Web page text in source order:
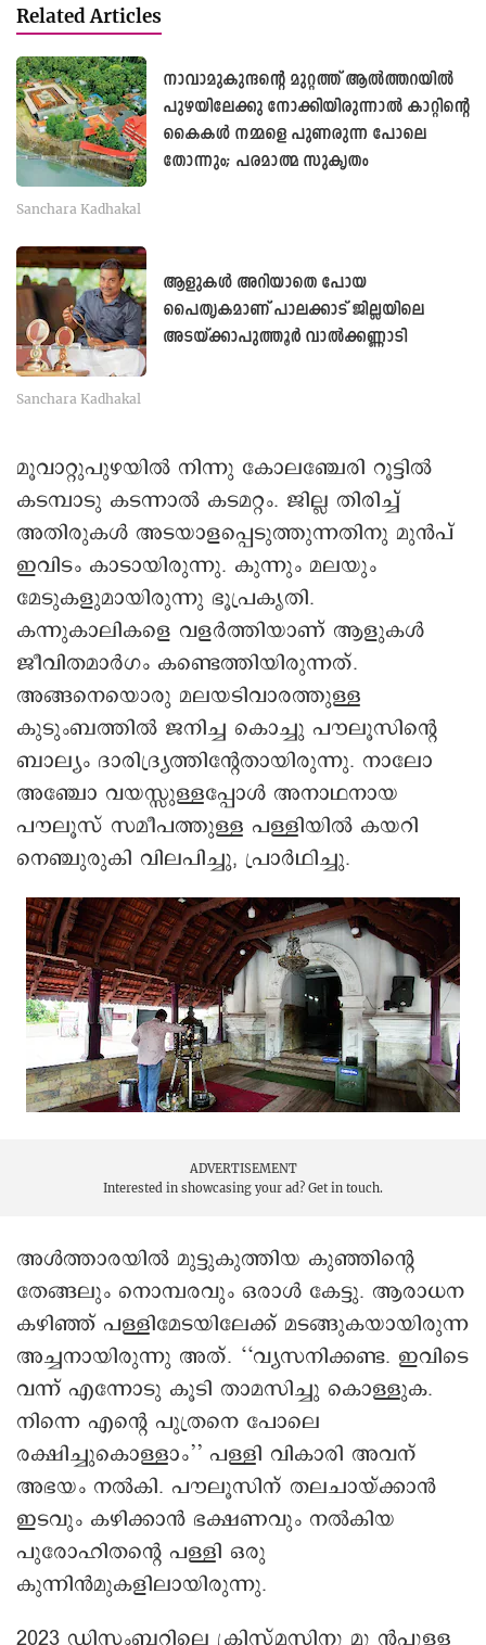
Related Articles
നാവാമുകുന്ദന്റെ മുറ്റത്ത് ആൽത്തറയിൽ
പുഴയിലേക്കു നോക്കിയിരുന്നാൽ കാറ്റിന്റെ
കൈകൾ നമ്മളെ പുണരുന്ന പോലെ
തോന്നും; പരമാത്മ സുകൃതം
Sanchara Kadhakal
ആളുകൾ അറിയാതെ പോയ
പൈതൃകമാണ് പാലക്കാട് ജില്ലയിലെ
അടയ്ക്കാപുത്തൂർ വാൽക്കണ്ണാടി
Sanchara Kadhakal
മൂവാറ്റുപുഴയിൽ നിന്നു കോലഞ്ചേരി റൂട്ടിൽ
കടമ്പാടു കടന്നാൽ കടമറ്റം. ജില്ല തിരിച്ച്
അതിരുകൾ അടയാളപ്പെടുത്തുന്നതിനു മുൻപ്
ഇവിടം കാടായിരുന്നു. കുന്നും മലയും
മേടുകളുമായിരുന്നു ഭൂപ്രകൃതി.
കന്നുകാലികളെ വളർത്തിയാണ് ആളുകൾ
ജീവിതമാർഗം കണ്ടെത്തിയിരുന്നത്.
അങ്ങനെയൊരു മലയടിവാരത്തുള്ള
കുടുംബത്തിൽ ജനിച്ച കൊച്ചു പൗലൂസിന്റെ
ബാല്യം ദാരിദ്ര്യത്തിന്റേതായിരുന്നു. നാലോ
അഞ്ചോ വയസ്സുള്ളപ്പോൾ അനാഥനായ
പൗലൂസ് സമീപത്തുള്ള പള്ളിയിൽ കയറി
നെഞ്ചുരുകി വിലപിച്ചു, പ്രാർഥിച്ചു.
ADVERTISEMENT
Interested in showcasing your ad? Get in touch.
അൾത്താരയിൽ മുട്ടുകുത്തിയ കുഞ്ഞിന്റെ
തേങ്ങലും നൊമ്പരവും ഒരാൾ കേട്ടു. ആരാധന
കഴിഞ്ഞ് പള്ളിമേടയിലേക്ക് മടങ്ങുകയായിരുന്ന
അച്ചനായിരുന്നു അത്. ‘‘വ്യസനിക്കണ്ട. ഇവിടെ
വന്ന് എന്നോടു കൂടി താമസിച്ചു കൊള്ളുക.
നിന്നെ എന്റെ പുത്രനെ പോലെ
രക്ഷിച്ചുകൊള്ളാം’’ പള്ളി വികാരി അവന്
അഭയം നൽകി. പൗലൂസിന് തലചായ്ക്കാൻ
ഇടവും കഴിക്കാൻ ഭക്ഷണവും നൽകിയ
പുരോഹിതന്റെ പള്ളി ഒരു
കുന്നിൻമുകളിലായിരുന്നു.
2023 ഡിസംബറിലെ ക്രിസ്മസിനു മു ൻപുള്ള